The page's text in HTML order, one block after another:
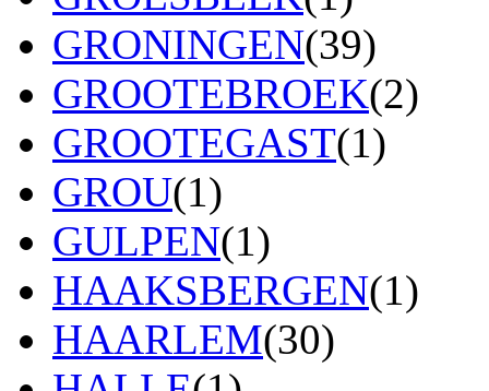
GRONINGEN(39)
GROOTEBROEK(2)
GROOTEGAST(1)
GROU(1)
GULPEN(1)
HAAKSBERGEN(1)
HAARLEM(30)